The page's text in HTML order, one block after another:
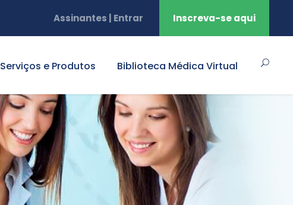
Assinantes | Entrar Inscreva-se aqui
Serviços e Produtos Biblioteca Médica Virtual